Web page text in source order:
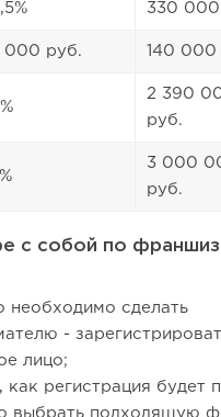
330 000
000 руб. 140 000
2 390
руб.
3 000
руб.
с собой по
необходимо сделать
-
лицо;
как регистрация будет
выбрать подходящую